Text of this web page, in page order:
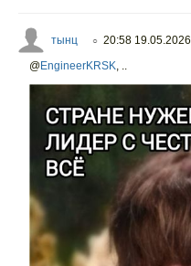
тынц ○ 20:58 19.05.2026
@EngineerKRSK, ..